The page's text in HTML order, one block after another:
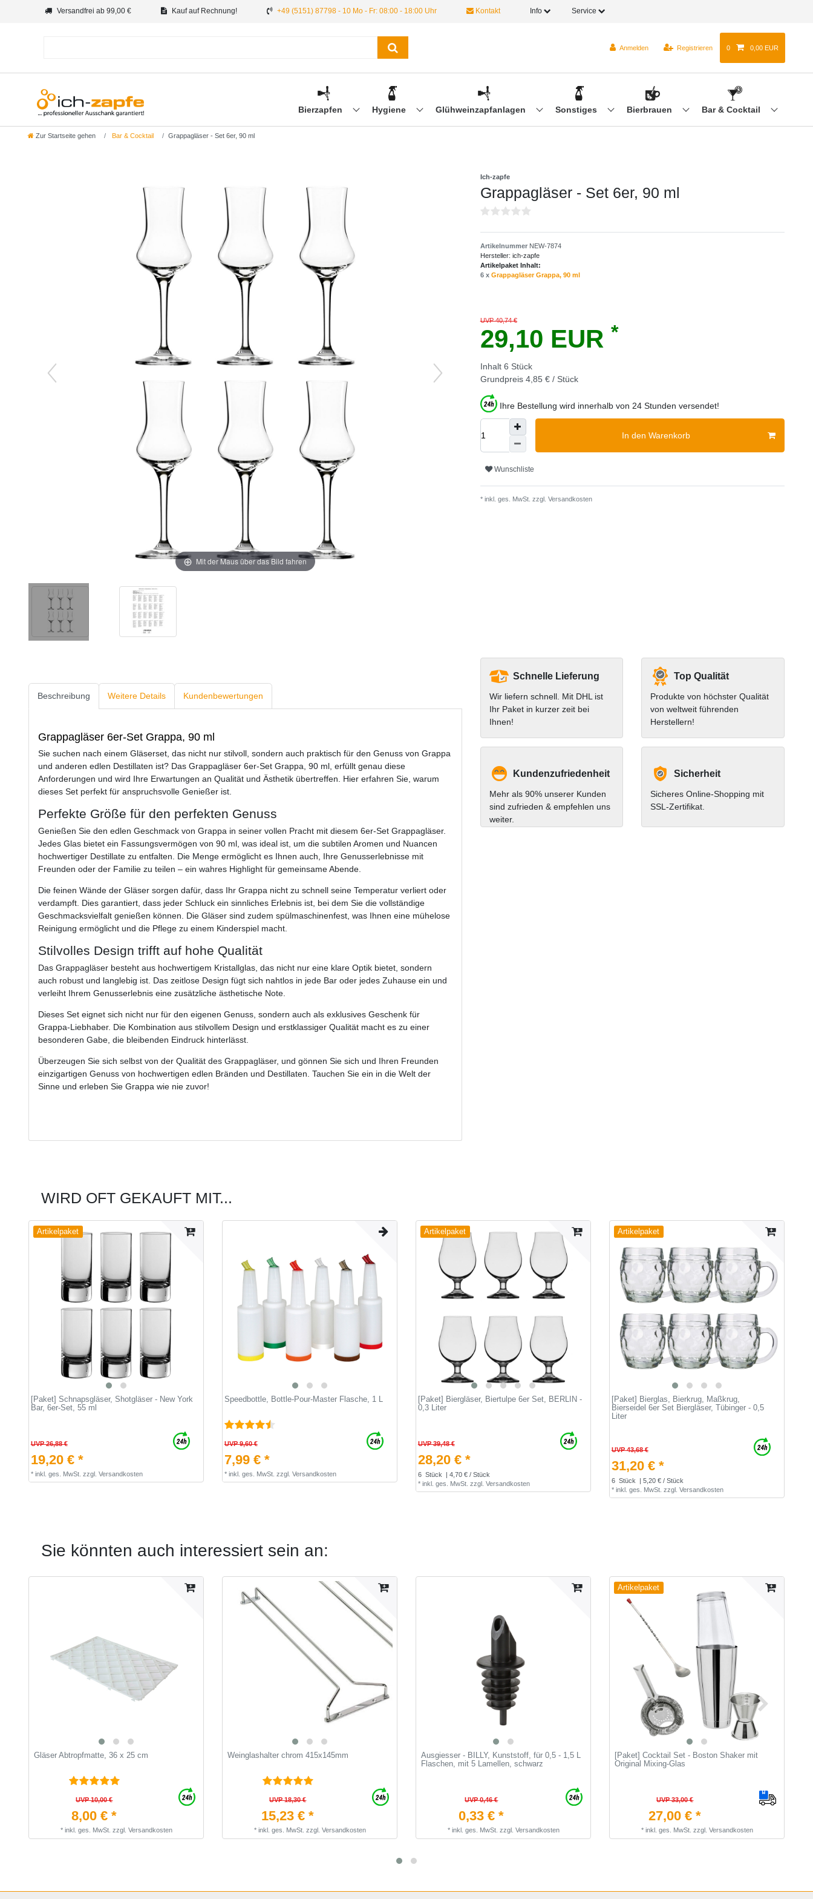
Versandfrei ab 99,00 € Kauf auf Rechnung! +49 (5151) 87798 - 10 Mo - Fr: 08:00 - 18:00 Uhr Kontakt Info Service
Anmelden Registrieren 0 0,00 EUR
Bierzapfen Hygiene Glühweinzapfanlagen Sonstiges Bierbrauen Bar & Cocktail
Zur Startseite gehen Bar & Cocktail Grappagläser - Set 6er, 90 ml
Mit der Maus über das Bild fahren
Ich-zapfe
Grappagläser - Set 6er, 90 ml
Artikelnummer NEW-7874
Hersteller: ich-zapfe
Artikelpaket Inhalt:
6 x Grappagläser Grappa, 90 ml
UVP 40,74 €
29,10 EUR *
Inhalt 6 Stück
Grundpreis 4,85 € / Stück
Ihre Bestellung wird innerhalb von 24 Stunden versendet!
In den Warenkorb
Wunschliste
* inkl. ges. MwSt. zzgl. Versandkosten
Beschreibung Weitere Details Kundenbewertungen
Grappagläser 6er-Set Grappa, 90 ml
Sie suchen nach einem Gläserset, das nicht nur stilvoll, sondern auch praktisch für den Genuss von Grappa
und anderen edlen Destillaten ist? Das Grappagläser 6er-Set Grappa, 90 ml, erfüllt genau diese
Anforderungen und wird Ihre Erwartungen an Qualität und Ästhetik übertreffen. Hier erfahren Sie, warum
dieses Set perfekt für anspruchsvolle Genießer ist.
Perfekte Größe für den perfekten Genuss
Genießen Sie den edlen Geschmack von Grappa in seiner vollen Pracht mit diesem 6er-Set Grappagläser.
Jedes Glas bietet ein Fassungsvermögen von 90 ml, was ideal ist, um die subtilen Aromen und Nuancen
hochwertiger Destillate zu entfalten. Die Menge ermöglicht es Ihnen auch, Ihre Genusserlebnisse mit
Freunden oder der Familie zu teilen – ein wahres Highlight für gemeinsame Abende.
Die feinen Wände der Gläser sorgen dafür, dass Ihr Grappa nicht zu schnell seine Temperatur verliert oder
verdampft. Dies garantiert, dass jeder Schluck ein sinnliches Erlebnis ist, bei dem Sie die vollständige
Geschmacksvielfalt genießen können. Die Gläser sind zudem spülmaschinenfest, was Ihnen eine mühelose
Reinigung ermöglicht und die Pflege zu einem Kinderspiel macht.
Stilvolles Design trifft auf hohe Qualität
Das Grappagläser besteht aus hochwertigem Kristallglas, das nicht nur eine klare Optik bietet, sondern
auch robust und langlebig ist. Das zeitlose Design fügt sich nahtlos in jede Bar oder jedes Zuhause ein und
verleiht Ihrem Genusserlebnis eine zusätzliche ästhetische Note.
Dieses Set eignet sich nicht nur für den eigenen Genuss, sondern auch als exklusives Geschenk für
Grappa-Liebhaber. Die Kombination aus stilvollem Design und erstklassiger Qualität macht es zu einer
besonderen Gabe, die bleibenden Eindruck hinterlässt.
Überzeugen Sie sich selbst von der Qualität des Grappagläser, und gönnen Sie sich und Ihren Freunden
einzigartigen Genuss von hochwertigen edlen Bränden und Destillaten. Tauchen Sie ein in die Welt der
Sinne und erleben Sie Grappa wie nie zuvor!
Schnelle Lieferung
Wir liefern schnell. Mit DHL ist
Ihr Paket in kurzer zeit bei
Ihnen!
Top Qualität
Produkte von höchster Qualität
von weltweit führenden
Herstellern!
Kundenzufriedenheit
Mehr als 90% unserer Kunden
sind zufrieden & empfehlen uns
weiter.
Sicherheit
Sicheres Online-Shopping mit
SSL-Zertifikat.
WIRD OFT GEKAUFT MIT...
Artikelpaket
[Paket] Schnapsgläser, Shotgläser - New York
Bar, 6er-Set, 55 ml
UVP 26,88 €
19,20 € *
* inkl. ges. MwSt. zzgl. Versandkosten
Speedbottle, Bottle-Pour-Master Flasche, 1 L
UVP 9,60 €
7,99 € *
* inkl. ges. MwSt. zzgl. Versandkosten
Artikelpaket
[Paket] Biergläser, Biertulpe 6er Set, BERLIN -
0,3 Liter
UVP 39,48 €
28,20 € *
6 Stück
| 4,70 € / Stück
* inkl. ges. MwSt. zzgl. Versandkosten
Artikelpaket
[Paket] Bierglas, Bierkrug, Maßkrug,
Bierseidel 6er Set Biergläser, Tübinger - 0,5
Liter
UVP 43,68 €
31,20 € *
6 Stück
| 5,20 € / Stück
* inkl. ges. MwSt. zzgl. Versandkosten
Sie könnten auch interessiert sein an:
Gläser Abtropfmatte, 36 x 25 cm
UVP 10,00 €
8,00 € *
* inkl. ges. MwSt. zzgl. Versandkosten
Weinglashalter chrom 415x145mm
UVP 18,30 €
15,23 € *
* inkl. ges. MwSt. zzgl. Versandkosten
Ausgiesser - BILLY, Kunststoff, für 0,5 - 1,5 L
Flaschen, mit 5 Lamellen, schwarz
UVP 0,46 €
0,33 € *
* inkl. ges. MwSt. zzgl. Versandkosten
Artikelpaket
[Paket] Сocktail Set - Boston Shaker mit
Original Mixing-Glas
UVP 33,00 €
27,00 € *
* inkl. ges. MwSt. zzgl. Versandkosten